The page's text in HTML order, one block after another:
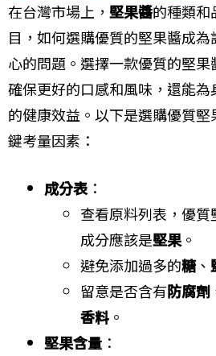
在台灣市場上， 堅果醬的種類和
目，如何選購優質的堅果醬成為
心的問題。選擇一款優質的堅果
確保更好的口感和風味，還能為
的健康效益。以下是選購優質堅
鍵考量因素：
成分表 ：
查看原料列表，優質
成分應該是堅果 。
避免添加過多的糖、
留意是否含有防腐劑
香料 。
堅果含量 ：